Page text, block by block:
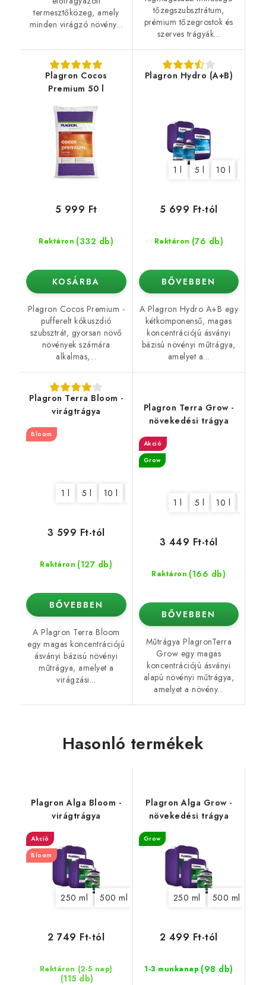
termesztőközeg, amely
minden virágzó növény...
tőzegszubsztrátum,
prémium tőzegrostok és
szerves trágyák...
Plagron Cocos
Premium 50 l
Raktáron (332 db)
5 999 Ft
KOSÁRBA
Plagron Cocos Premium -
pufferelt kókuszdió
szubsztrát, gyorsan növő
növények számára
alkalmas,...
Plagron Hydro (A+B)
1 l 5 l 10 l
Raktáron (76 db)
5 699 Ft-tól
BŐVEBBEN
A Plagron Hydro A+B egy
kétkomponensű, magas
koncentrációjú ásványi
bázisú növényi műtrágya,
amelyet a...
Plagron Terra Bloom -
virágtrágya
Bloom
1 l 5 l 10 l
Raktáron (127 db)
3 599 Ft-tól
BŐVEBBEN
A Plagron Terra Bloom
egy magas koncentrációjú
ásványi bázisú növényi
műtrágya, amelyet a
virágzási...
Plagron Terra Grow -
növekedési trágya
Akció
Grow
1 l 5 l 10 l
Raktáron (166 db)
3 449 Ft-tól
BŐVEBBEN
Műtrágya PlagronTerra
Grow egy magas
koncentrációjú ásványi
alapú növényi műtrágya,
amelyet a növény...
Hasonló termékek
Plagron Alga Bloom -
virágtrágya
Akció
Bloom
250 ml 500 ml 10 l 20 l
Raktáron (2-5 nap)
(115 db)
2 749 Ft-tól
Plagron Alga Grow -
növekedési trágya
Grow
250 ml 500 ml
1-3 munkanap (98 db)
2 499 Ft-tól